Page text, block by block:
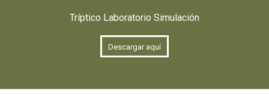
Tríptico Laboratorio Simulación
Descargar aquí